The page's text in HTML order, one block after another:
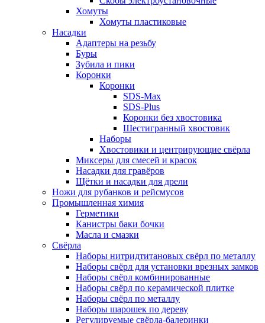
Хомуты
Хомуты пластиковые
Насадки
Адаптеры на резьбу
Буры
Зубила и пики
Коронки
Коронки
SDS-Max
SDS-Plus
Коронки без хвостовика
Шестигранный хвостовик
Наборы
Хвостовики и центрирующие свёрла
Миксеры для смесей и красок
Насадки для гравёров
Щётки и насадки для дрели
Ножи для рубанков и рейсмусов
Промышленная химия
Герметики
Канистры баки бочки
Масла и смазки
Свёрла
Наборы нитридтитановых свёрл по металлу
Наборы свёрл для установки врезных замков
Наборы свёрл комбинированные
Наборы свёрл по керамической плитке
Наборы свёрл по металлу
Наборы шарошек по дереву
Регулируемые свёрла-балеринки